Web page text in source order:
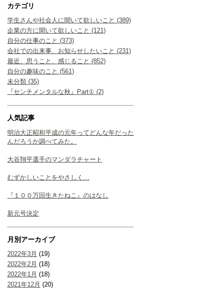
カテゴリ
学生さんや社会人に聞いて欲しいこと (389)
企業の方に聞いて欲しいこと (121)
自分の仕事のこと (373)
会社での出来事、お知らせしたいこと (231)
最近、思うこと、感じること (852)
自分の趣味のこと (561)
未分類 (35)
『センチメンタルな秋』Part① (2)
人気記事
明治大正昭和平成の元年ってどんな年だった
んだろうか調べてみた。
大谷翔平選手のマンダラチャート
むずかしいことをやさしく…
『１００万回生きたねこ』のはなし
新元号決定
月別アーカイブ
2022年3月 (19)
2022年2月 (18)
2022年1月 (18)
2021年12月 (20)